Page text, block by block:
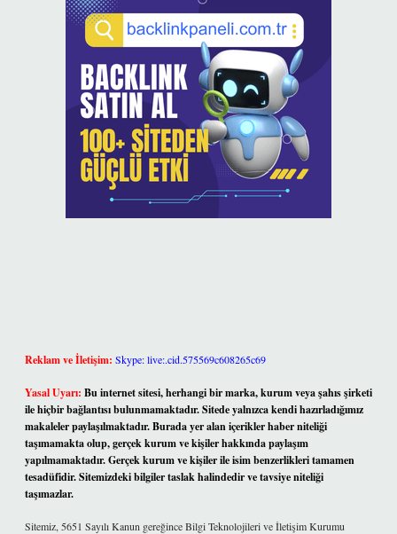
Reklam ve İletişim: Skype: live:.cid.575569c608265c69
Yasal Uyarı: Bu internet sitesi, herhangi bir marka, kurum veya şahıs şirketi
ile hiçbir bağlantısı bulunmamaktadır. Sitede yalnızca kendi hazırladığımız
makaleler paylaşılmaktadır. Burada yer alan içerikler haber niteliği
taşımamakta olup, gerçek kurum ve kişiler hakkında paylaşım
yapılmamaktadır. Gerçek kurum ve kişiler ile isim benzerlikleri tamamen
tesadüfidir. Sitemizdeki bilgiler taslak halindedir ve tavsiye niteliği
taşımazlar.
Sitemiz, 5651 Sayılı Kanun gereğince Bilgi Teknolojileri ve İletişim Kurumu